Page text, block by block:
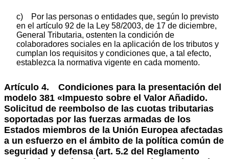
c) Por las personas o entidades que, según lo previsto
en el artículo 92 de la Ley 58/2003, de 17 de diciembre,
General Tributaria, ostenten la condición de
colaboradores sociales en la aplicación de los tributos y
cumplan los requisitos y condiciones que, a tal efecto,
establezca la normativa vigente en cada momento.
Artículo 4. Condiciones para la presentación del
modelo 381 «Impuesto sobre el Valor Añadido.
Solicitud de reembolso de las cuotas tributarias
soportadas por las fuerzas armadas de los
Estados miembros de la Unión Europea afectadas
a un esfuerzo en el ámbito de la política común de
seguridad y defensa (art. 5.2 del Reglamento